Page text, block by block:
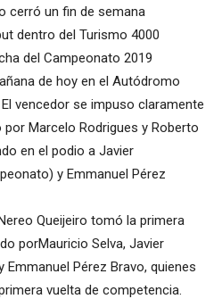
cerró un fin de semana
dentro del Turismo 4000
del Campeonato 2019
de hoy en el Autódromo
vencedor se impuso claramente
Marcelo Rodrigues y Roberto
en el podio a Javier
y Emmanuel Pérez
Queijeiro tomó la primera
porMauricio Selva, Javier
Emmanuel Pérez Bravo, quienes
vuelta de competencia.